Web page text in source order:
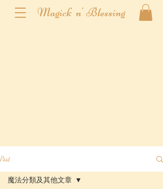
Magick n' Blessing
Post
魔法分類及其他文章